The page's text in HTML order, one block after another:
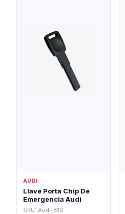
AUDI
Llave Porta Chip De
Emergencia Audi
SKU: Audi-B10